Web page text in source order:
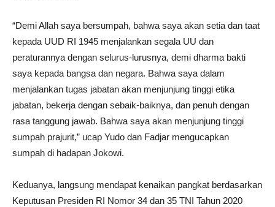
“Demi Allah saya bersumpah, bahwa saya akan setia dan taat
kepada UUD RI 1945 menjalankan segala UU dan
peraturannya dengan selurus-lurusnya, demi dharma bakti
saya kepada bangsa dan negara. Bahwa saya dalam
menjalankan tugas jabatan akan menjunjung tinggi etika
jabatan, bekerja dengan sebaik-baiknya, dan penuh dengan
rasa tanggung jawab. Bahwa saya akan menjunjung tinggi
sumpah prajurit,” ucap Yudo dan Fadjar mengucapkan
sumpah di hadapan Jokowi.
Keduanya, langsung mendapat kenaikan pangkat berdasarkan
Keputusan Presiden RI Nomor 34 dan 35 TNI Tahun 2020